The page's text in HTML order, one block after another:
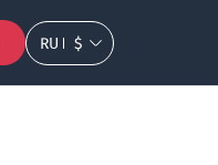
RU $